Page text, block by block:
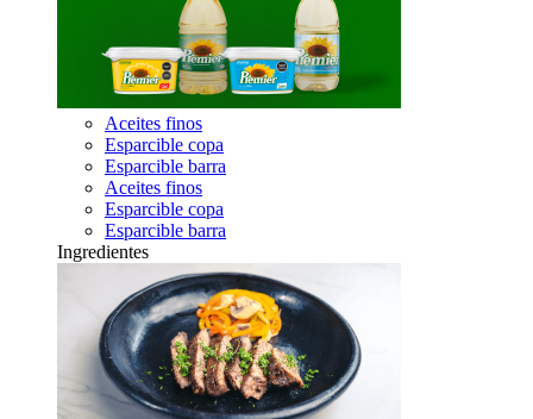
Aceites finos
Esparcible copa
Esparcible barra
Aceites finos
Esparcible copa
Esparcible barra
Ingredientes